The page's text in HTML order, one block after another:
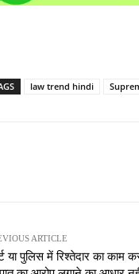
law trend hindi
ARTICLE
या पुलिस में रिश्तेदार का